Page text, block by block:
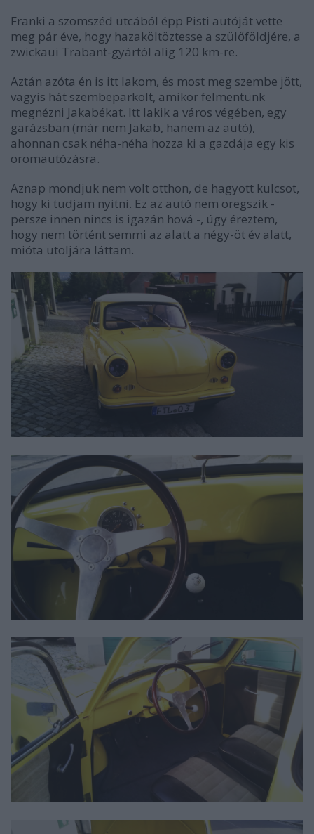
Franki a szomszéd utcából épp Pisti autóját vette
meg pár éve, hogy hazaköltöztesse a szülőföldjére, a
zwickaui Trabant-gyártól alig 120 km-re.
Aztán azóta én is itt lakom, és most meg szembe jött,
vagyis hát szembeparkolt, amikor felmentünk
megnézni Jakabékat. Itt lakik a város végében, egy
garázsban (már nem Jakab, hanem az autó),
ahonnan csak néha-néha hozza ki a gazdája egy kis
örömautózásra.
Aznap mondjuk nem volt otthon, de hagyott kulcsot,
hogy ki tudjam nyitni. Ez az autó nem öregszik -
persze innen nincs is igazán hová -, úgy éreztem,
hogy nem történt semmi az alatt a négy-öt év alatt,
mióta utoljára láttam.